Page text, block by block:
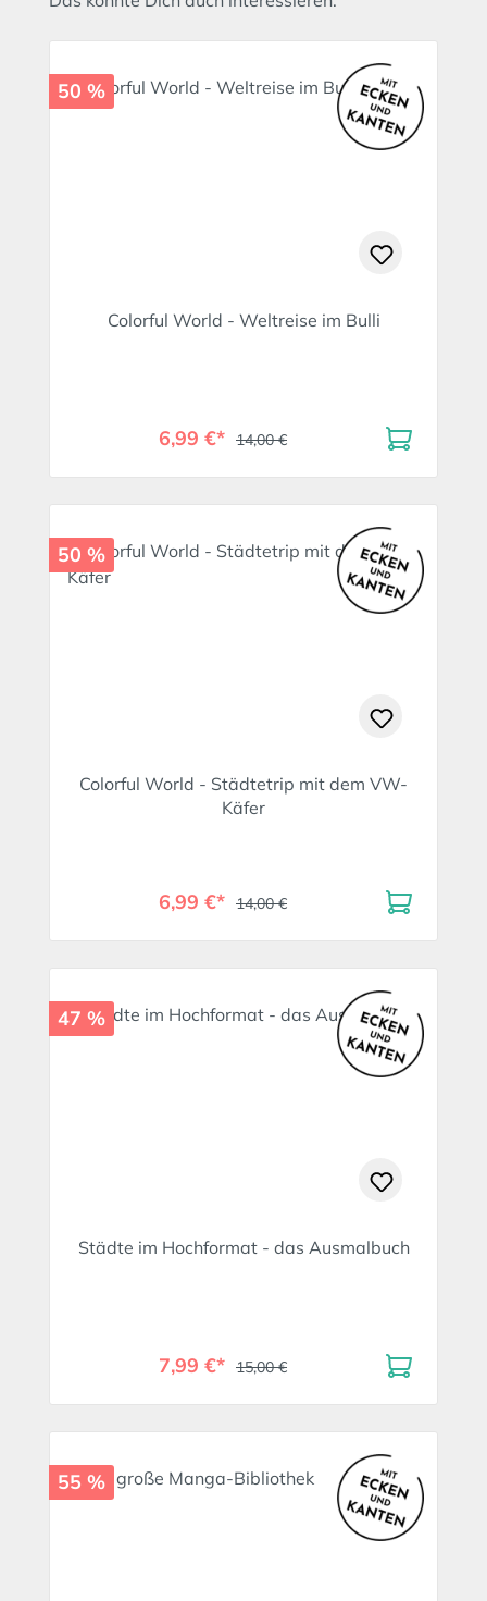
50 %
Colorful World - Weltreise im Bulli
6,99 €* 14,00 €
50 %
Colorful World - Städtetrip mit dem VW-
Käfer
6,99 €* 14,00 €
47 %
Städte im Hochformat - das Ausmalbuch
7,99 €* 15,00 €
55 %